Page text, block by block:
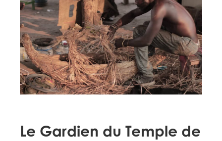
Le Gardien du Temple de